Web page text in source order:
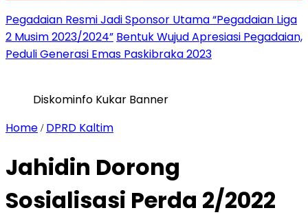
Pegadaian Resmi Jadi Sponsor Utama “Pegadaian Liga
2 Musim 2023/2024” Bentuk Wujud Apresiasi Pegadaian,
Peduli Generasi Emas Paskibraka 2023
Diskominfo Kukar Banner
Home / DPRD Kaltim
Jahidin Dorong
Sosialisasi Perda 2/2022